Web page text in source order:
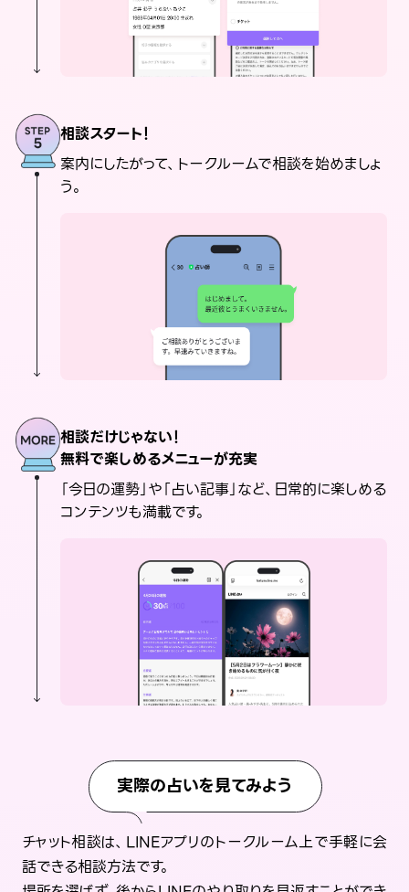
相談スタート！
案内にしたがって、トークルームで相談を始めましょ
う。
相談だけじゃない！
無料で楽しめるメニューが充実
「今日の運勢」や「占い記事」など、日常的に楽しめる
コンテンツも満載です。
実際の占いを見てみよう
チャット相談は、LINEアプリのトークルーム上で手軽に会
話できる相談方法です。